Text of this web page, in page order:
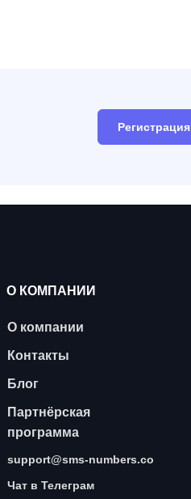
Регистрация
О КОМПАНИИ
О компании
Контакты
Блог
Партнёрская
программа
support@sms-numbers.co
Чат в Телеграм